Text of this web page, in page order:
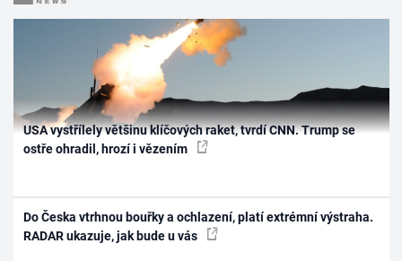
USA vystřílely většinu klíčových raket, tvrdí CNN. Trump se
ostře ohradil, hrozí i vězením
Do Česka vtrhnou bouřky a ochlazení, platí extrémní výstraha.
RADAR ukazuje, jak bude u vás